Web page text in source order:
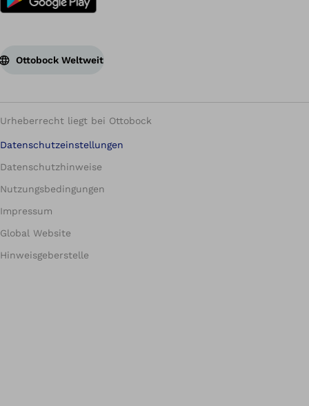
Ottobock Weltweit
Urheberrecht liegt bei Ottobock
Datenschutzeinstellungen
Datenschutzhinweise
Nutzungsbedingungen
Impressum
Global Website
Hinweisgeberstelle